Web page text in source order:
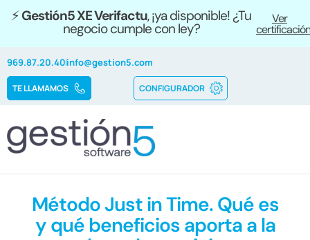
⚡Gestión5 XE Verifactu, ¡ya disponible! ¿Tu
negocio cumple con ley?
Ver
certificación
969.87.20.40info@gestion5.com
TE LLAMAMOS CONFIGURADOR
Método Just in Time. Qué es
y qué beneficios aporta a la